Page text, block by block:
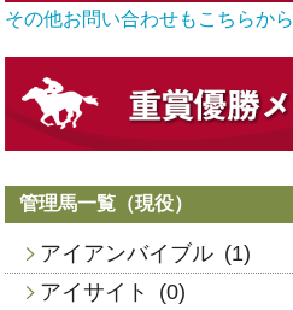
その他お問い合わせもこちらから
管理馬一覧（現役）
アイアンバイブル (1)
アイサイト
(0)